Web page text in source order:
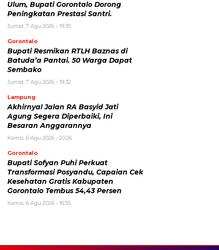
Ulum, Bupati Gorontalo Dorong
Peningkatan Prestasi Santri.
Jumat, 7 Agu 2026 - 19:35
Gorontalo
Bupati Resmikan RTLH Baznas di
Batuda’a Pantai. 50 Warga Dapat
Sembako
Jumat, 7 Agu 2026 - 19:32
Lampung
Akhirnya! Jalan RA Basyid Jati
Agung Segera Diperbaiki, Ini
Besaran Anggarannya
Kamis, 6 Agu 2026 - 20:26
Gorontalo
Bupati Sofyan Puhi Perkuat
Transformasi Posyandu, Capaian Cek
Kesehatan Gratis Kabupaten
Gorontalo Tembus 54,43 Persen
Kamis, 6 Agu 2026 - 16:55